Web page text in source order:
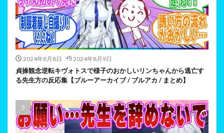
2024年8月8日 2024年8月9日
貞操観念逆転キヴォトスで様子のおかしいリンちゃんから逃亡す
る先生方の反応集【ブルーアーカイブ / ブルアカ / まとめ】